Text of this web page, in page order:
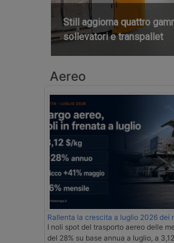
Still aggiorna quattro
sollevatori e transpallet
Aereo
Rallenta la crescita a luglio 2026 dei
I noli spot del trasporto aereo delle
del 28% su base annua a luglio, a